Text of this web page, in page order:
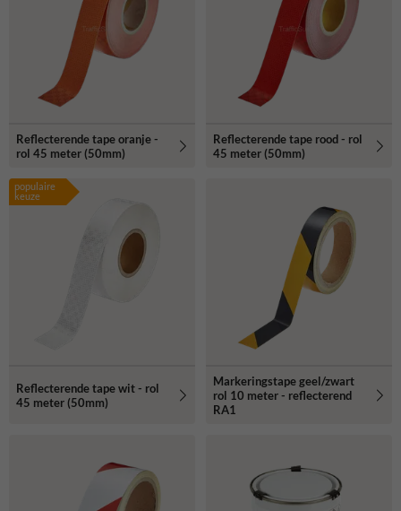
Reflecterende tape oranje -
rol 45 meter (50mm)
Reflecterende tape rood - rol
45 meter (50mm)
populaire
keuze
Reflecterende tape wit - rol
45 meter (50mm)
Markeringstape geel/zwart
rol 10 meter - reflecterend
RA1